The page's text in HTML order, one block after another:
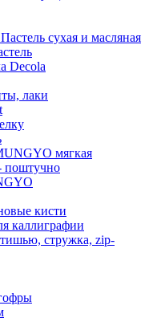
сухая и масляная
Decola
лаки
мягкая
поштучно
кисти
каллиграфии
стружка, zip-